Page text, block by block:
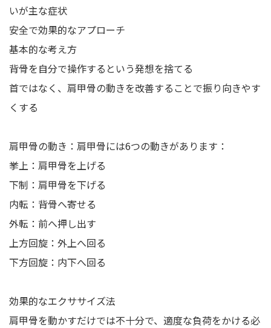
いが主な症状
安全で効果的なアプローチ
基本的な考え方
背骨を自分で操作するという発想を捨てる
首ではなく、肩甲骨の動きを改善することで振り向きやす
くする
肩甲骨の動き：肩甲骨には6つの動きがあります：
挙上：肩甲骨を上げる
下制：肩甲骨を下げる
内転：背骨へ寄せる
外転：前へ押し出す
上方回旋：外上へ回る
下方回旋：内下へ回る
効果的なエクササイズ法
肩甲骨を動かすだけでは不十分で、適度な負荷をかける必